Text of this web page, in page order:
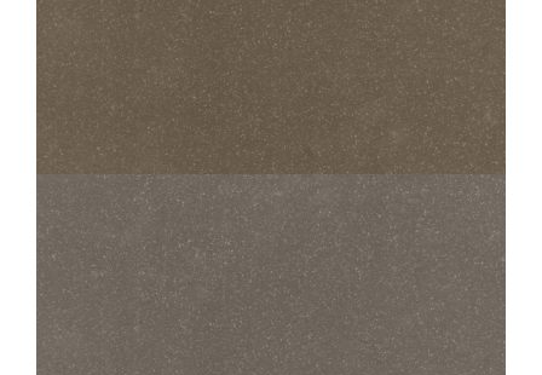
STANDARD EVOLUTION
300 EVOLUTION TAUPE
45X45 30X30